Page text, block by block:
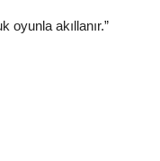
oyunla akıllanır.”